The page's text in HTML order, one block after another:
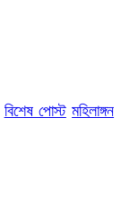
বিশেষ পোস্ট মহিলাঙ্গন